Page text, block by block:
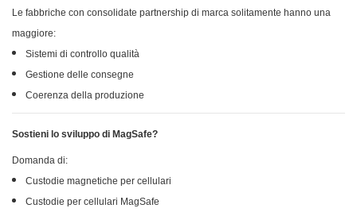
Le fabbriche con consolidate partnership di marca solitamente hanno una
maggiore:
Sistemi di controllo qualità
Gestione delle consegne
Coerenza della produzione
Sostieni lo sviluppo di MagSafe?
Domanda di:
Custodie magnetiche per cellulari
Custodie per cellulari MagSafe